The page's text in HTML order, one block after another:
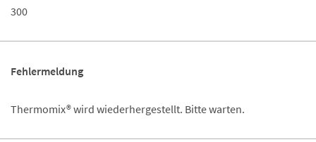
300
Fehlermeldung
Thermomix® wird wiederhergestellt. Bitte warten.